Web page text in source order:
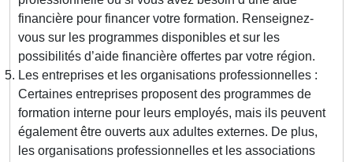
financière pour financer votre formation. Renseignez-
vous sur les programmes disponibles et sur les
possibilités d’aide financière offertes par votre région.
Les entreprises et les organisations professionnelles :
Certaines entreprises proposent des programmes de
formation interne pour leurs employés, mais ils peuvent
également être ouverts aux adultes externes. De plus,
les organisations professionnelles et les associations